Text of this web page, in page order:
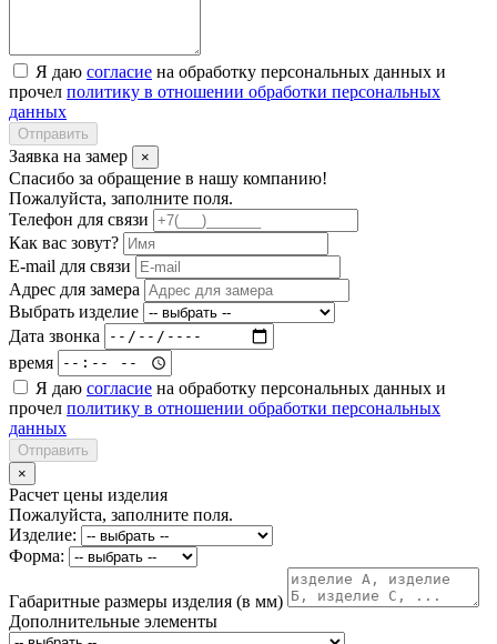
Я даю согласие на обработку персональных данных и
прочел политику в отношении обработки персональных
данных
Отправить
Заявка на замер ×
Спасибо за обращение в нашу компанию!
Пожалуйста, заполните поля.
Телефон для связи
Как вас зовут?
E-mail для связи
Адрес для замера
Выбрать изделие
Дата звонка
время
Я даю согласие на обработку персональных данных и
прочел политику в отношении обработки персональных
данных
Отправить
×
Расчет цены изделия
Пожалуйста, заполните поля.
Изделие:
Форма:
Габаритные размеры изделия (в мм)
Дополнительные элементы